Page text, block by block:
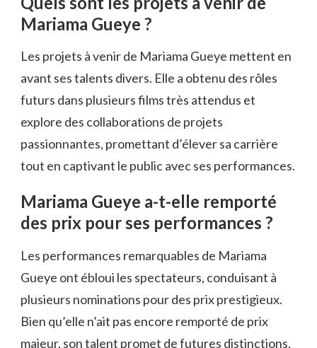
Mariama Gueye ?
Les projets à venir de Mariama Gueye mettent en
avant ses talents divers. Elle a obtenu des rôles
futurs dans plusieurs films très attendus et
explore des collaborations de projets
passionnantes, promettant d’élever sa carrière
tout en captivant le public avec ses performances.
Mariama Gueye a-t-elle remporté
des prix pour ses performances ?
Les performances remarquables de Mariama
Gueye ont ébloui les spectateurs, conduisant à
plusieurs nominations pour des prix prestigieux.
Bien qu’elle n’ait pas encore remporté de prix
majeur, son talent promet de futures distinctions,